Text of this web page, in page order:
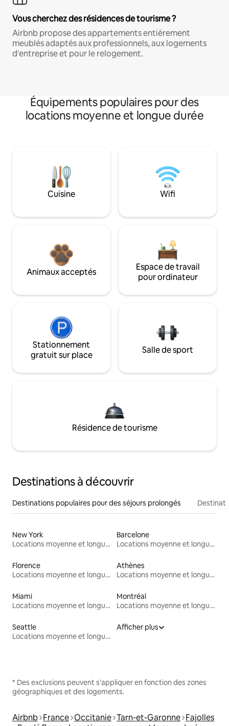
Vous cherchez des résidences de tourisme ?
Airbnb propose des appartements entièrement
meublés adaptés aux professionnels, aux logements
d'entreprise et pour le relogement.
Équipements populaires pour des
locations moyenne et longue durée
Cuisine Wifi
Animaux acceptés
Espace de travail
pour ordinateur
Stationnement
gratuit sur place
Salle de sport
Résidence de tourisme
Destinations à découvrir
Destinations populaires pour des séjours prolongés
New York
Locations moyenne et longue durée
Barcelone
Locations moyenne et longue durée
Florence
Locations moyenne et longue durée
Athènes
Locations moyenne et longue durée
Miami
Locations moyenne et longue durée
Montréal
Locations moyenne et longue durée
Seattle
Locations moyenne et longue durée
Afficher plus
* Des exclusions peuvent s'appliquer en fonction des zones
géographiques et des logements.
Airbnb France Occitanie Tarn-et-Garonne Fajolles